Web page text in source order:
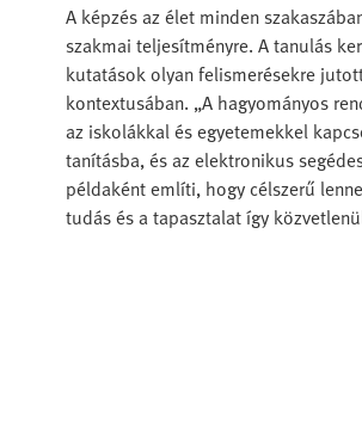
A képzés az élet minden
szakmai teljesítményre. A tanulás
kutatások olyan felismerésekre
kontextusában. „A hagyományos
az iskolákkal és egyetemekkel
tanításba, és az elektronikus
példaként említi, hogy célszerű
tudás és a tapasztalat így